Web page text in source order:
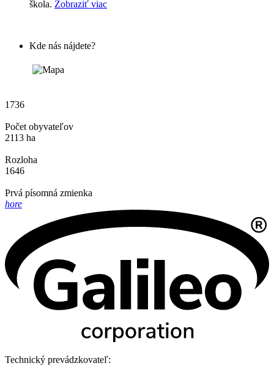
škola. Zobraziť viac
Kde nás nájdete?
1736
Počet obyvateľov
2113 ha
Rozloha
1646
Prvá písomná zmienka
hore
Technický prevádzkovateľ: